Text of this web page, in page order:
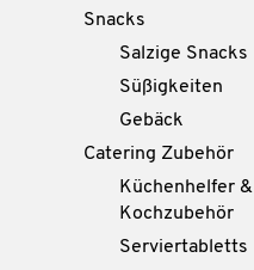
Snacks
Salzige Snacks
Süßigkeiten
Gebäck
Catering Zubehör
Küchenhelfer &
Kochzubehör
Serviertabletts